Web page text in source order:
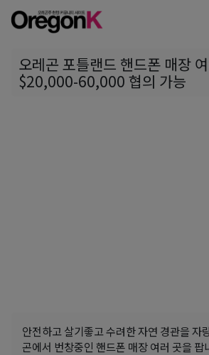
오레곤 포틀랜드 핸드폰 매장
$20,000-60,000 협의 가능
안전하고 살기좋고 수려한 자연 경관을 자
곤에서 번창중인 핸드폰 매장 여러 곳을 팝